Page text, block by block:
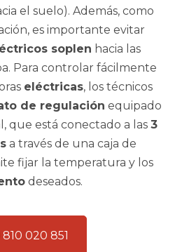
el suelo). Además, como
es importante evitar
soplen hacia las
Para controlar fácilmente
eléctricas, los técnicos
de regulación equipado
que está conectado a las 3
a través de una caja de
fijar la temperatura y los
deseados.
020 851